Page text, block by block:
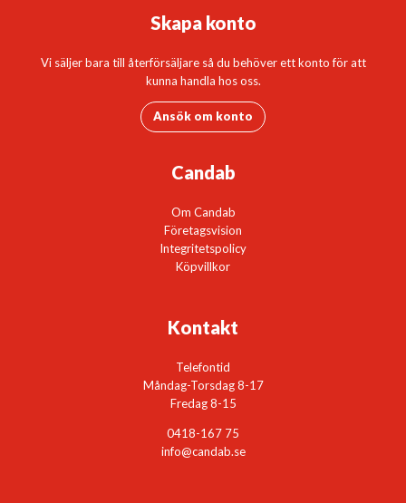
Skapa konto
Vi säljer bara till återförsäljare så du behöver ett konto för att
kunna handla hos oss.
Ansök om konto
Candab
Om Candab
Företagsvision
Integritetspolicy
Köpvillkor
Kontakt
Telefontid
Måndag-Torsdag 8-17
Fredag 8-15
0418-167 75
info@candab.se